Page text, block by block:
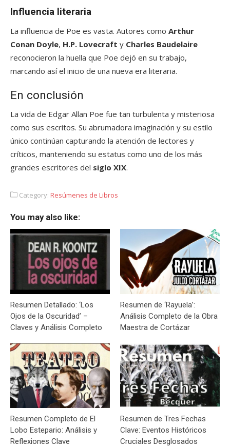
Influencia literaria
La influencia de Poe es vasta. Autores como Arthur
Conan Doyle, H.P. Lovecraft y Charles Baudelaire
reconocieron la huella que Poe dejó en su trabajo,
marcando así el inicio de una nueva era literaria.
En conclusión
La vida de Edgar Allan Poe fue tan turbulenta y misteriosa
como sus escritos. Su abrumadora imaginación y su estilo
único continúan capturando la atención de lectores y
críticos, manteniendo su estatus como uno de los más
grandes escritores del siglo XIX.
Category: Resúmenes de Libros
You may also like:
Resumen Detallado: ‘Los
Ojos de la Oscuridad’ –
Claves y Análisis Completo
Resumen de ‘Rayuela’:
Análisis Completo de la Obra
Maestra de Cortázar
Resumen Completo de El
Lobo Estepario: Análisis y
Reflexiones Clave
Resumen de Tres Fechas
Clave: Eventos Históricos
Cruciales Desglosados